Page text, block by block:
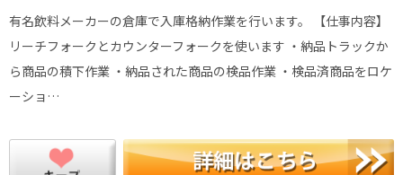
有名飲料メーカーの倉庫で入庫格納作業を行います。 【仕事内容】
リーチフォークとカウンターフォークを使います ・納品トラックか
ら商品の積下作業 ・納品された商品の検品作業 ・検品済商品をロケ
ーショ…